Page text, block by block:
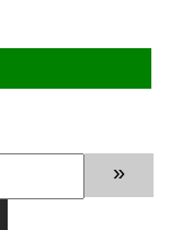
দোকান পুড়ে ছাই
আর প্রাপ্তি